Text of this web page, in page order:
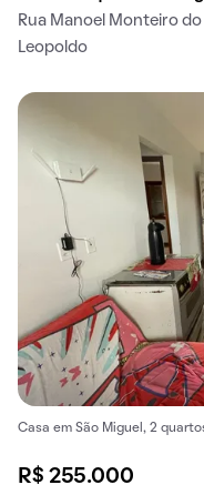
Rua Manoel Monteiro
Leopoldo
Casa em São Miguel, 2
R$ 255.000